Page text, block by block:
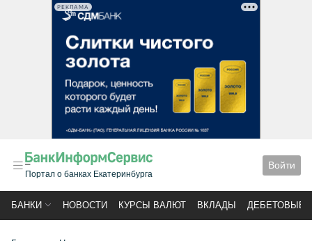
РЕКЛАМА
Портал о банках Екатеринбурга
Войти
БАНКИ НОВОСТИ КУРСЫ ВАЛЮТ ВКЛАДЫ ДЕБЕТОВЫЕ